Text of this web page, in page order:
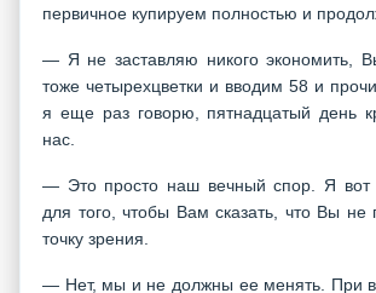
первичное купируем полностью и
— Я не заставляю никого экономить,
тоже четырехцветки и вводим 58 и
я еще раз говорю, пятнадцатый день
нас.
— Это просто наш вечный спор. Я
для того, чтобы Вам сказать, что Вы
точку зрения.
— Нет, мы и не должны ее менять. При